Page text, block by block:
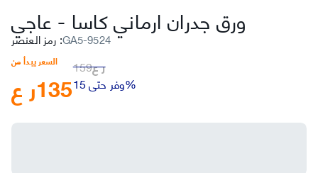
ورق جدران ارماني كاسا -عاجي
:GA5-9524
السعر يبدأ من
ر ع135
ر ع159
وفر حتى 15%